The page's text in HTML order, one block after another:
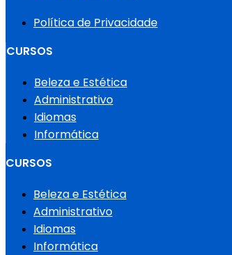
Política de Privacidade
CURSOS
Beleza e Estética
Administrativo
Idiomas
Informática
CURSOS
Beleza e Estética
Administrativo
Idiomas
Informática